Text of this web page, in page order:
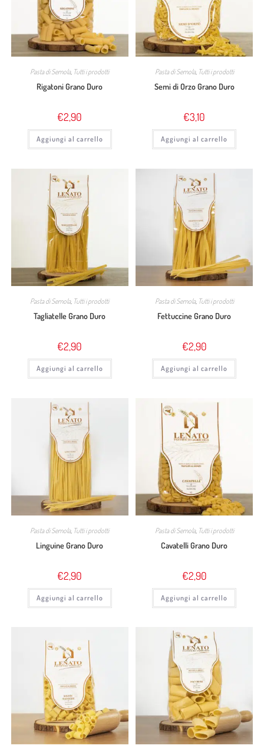
Pasta di Semola, Tutti i prodotti
Rigatoni Grano Duro
€2,90
Aggiungi al carrello
Pasta di Semola, Tutti i prodotti
Semi di Orzo Grano Duro
€3,10
Aggiungi al carrello
Pasta di Semola, Tutti i prodotti
Tagliatelle Grano Duro
€2,90
Aggiungi al carrello
Pasta di Semola, Tutti i prodotti
Fettuccine Grano Duro
€2,90
Aggiungi al carrello
Pasta di Semola, Tutti i prodotti
Linguine Grano Duro
€2,90
Aggiungi al carrello
Pasta di Semola, Tutti i prodotti
Cavatelli Grano Duro
€2,90
Aggiungi al carrello